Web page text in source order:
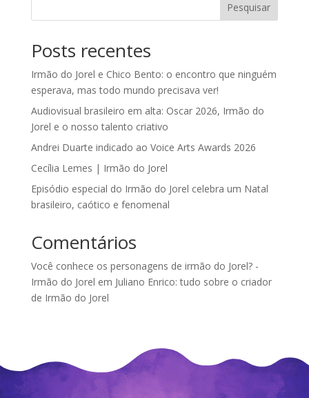
Pesquisar
Posts recentes
Irmão do Jorel e Chico Bento: o encontro que ninguém
esperava, mas todo mundo precisava ver!
Audiovisual brasileiro em alta: Oscar 2026, Irmão do
Jorel e o nosso talento criativo
Andrei Duarte indicado ao Voice Arts Awards 2026
Cecília Lemes | Irmão do Jorel
Episódio especial do Irmão do Jorel celebra um Natal
brasileiro, caótico e fenomenal
Comentários
Você conhece os personagens de irmão do Jorel? -
Irmão do Jorel em Juliano Enrico: tudo sobre o criador
de Irmão do Jorel